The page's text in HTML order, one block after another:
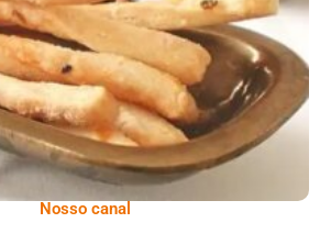
Palitinhos De Cebola E Salsa
Nosso canal